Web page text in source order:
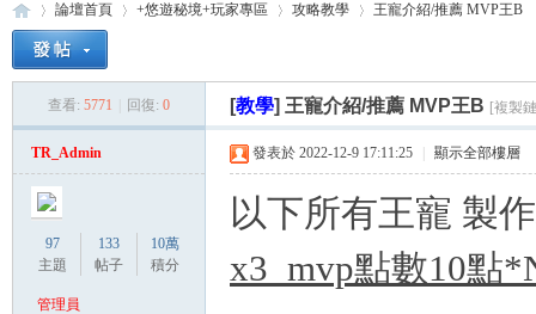
論壇首頁 +悠遊秘境+玩家專區
›
攻略教學
›
王寵介紹/推薦 MVP王B
查看: 5771 回復: 0 [教學] 王寵介紹/推薦 MVP王B [複製
TR_Admin
97
主題
133
帖子
10萬
積分
管理員
發表於 2022-12-9 17:11:25 顯示全部樓層
以下所有王寵 製
x3 mvp點數10點